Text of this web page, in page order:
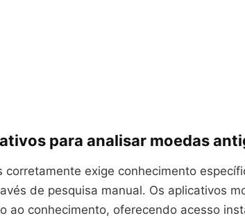
para analisar moedas
exige conhecimento
de pesquisa manual. Os aplicativos
ao conhecimento, oferecendo acesso